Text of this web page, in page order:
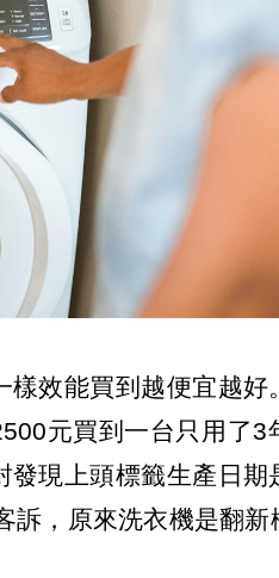
效能買到越便宜越好
元買到一台只用了3
發現上頭標籤生產日期
訴，原來洗衣機是翻新